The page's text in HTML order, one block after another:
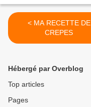
< MA RECETTE DE
CREPES
Hébergé par Overblog
Top articles
Pages